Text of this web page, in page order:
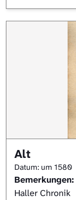
Alt
Datum: um 1580
Bemerkungen:
Haller Chronik